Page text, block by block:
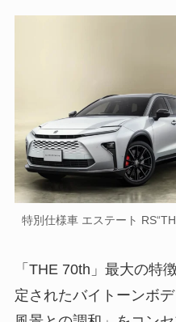
特別仕様車 エステート
「THE 70th」最大の特
定されたバイトーンボ